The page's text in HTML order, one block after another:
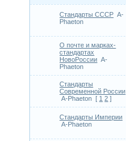
Стандарты СССР A-
Phaeton
О почте и марках-
cтандартax
НовоРоссии A-
Phaeton
Стандарты
Современной России
A-Phaeton [ 1 2 ]
Стандарты Империи
A-Phaeton